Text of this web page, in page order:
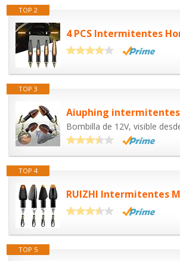
TOP 2
TOP 3
Bombilla de 12V, visible
TOP 4
TOP 5